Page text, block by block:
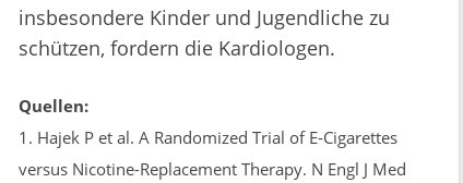
insbesondere Kinder und Jugendliche zu
schützen, fordern die Kardiologen.
Quellen:
1. Hajek P et al. A Randomized Trial of E-Cigarettes
versus Nicotine-Replacement Therapy. N Engl J Med